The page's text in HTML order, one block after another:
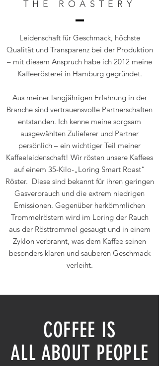
THE ROASTERY
Leidenschaft für Geschmack, höchste
Qualität und Transparenz bei der Produktion
– mit diesem Anspruch habe ich 2012 meine
Kaffeerösterei in Hamburg gegründet.
Aus meiner langjährigen Erfahrung in der
Branche sind vertrauensvolle Partnerschaften
entstanden. Ich kenne meine sorgsam
ausgewählten Zulieferer und Partner
persönlich – ein wichtiger Teil meiner
Kaffeeleidenschaft! Wir rösten unsere Kaffees
auf einem 35-Kilo-„Loring Smart Roast“
Röster. Diese sind bekannt für ihren geringen
Gasverbrauch und die extrem niedrigen
Emissionen. Gegenüber herkömmlichen
Trommelröstern wird im Loring der Rauch
aus der Rösttrommel gesaugt und in einem
Zyklon verbrannt, was dem Kaffee seinen
besonders klaren und sauberen Geschmack
verleiht.
COFFEE IS
ALL ABOUT PEOPLE